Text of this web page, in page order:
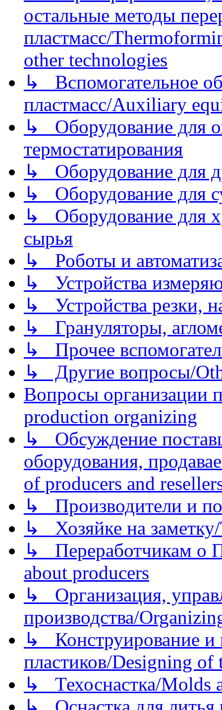
остальные методы
пластмасс/
other technologies
↳ Вспомогательное
пластмасс/Auxiliary
↳ Оборудование для
термостатирования
↳ Оборудование для
↳ Оборудование для
↳ Оборудование для
сырья
↳ Роботы и
↳ Устройства
↳ Устройства резки,
↳ Грануляторы,
↳ Прочее
↳ Другие вопросы/
Вопросы организации
production organizing
↳ Обсуждение
оборудования,
of producers and
↳ Производители и
↳ Хозяйке на
↳ Переработчикам о
about producers
↳ Организация,
производства/
↳ Конструирование и
пластиков/Designing of
↳ Техоснастка/Molds